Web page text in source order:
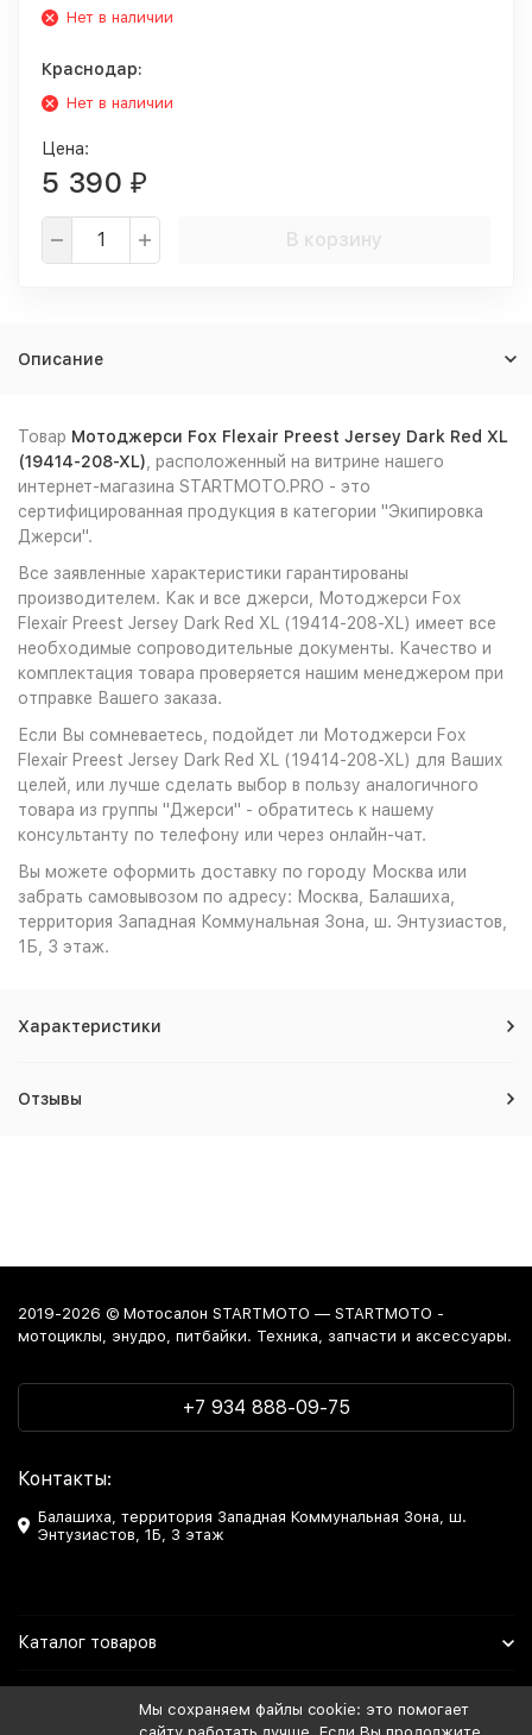
Нет в наличии
Краснодар:
Нет в наличии
Цена:
5 390 ₽
В корзину
Описание
Товар Мотоджерси Fox Flexair Preest Jersey Dark Red XL
(19414-208-XL) , расположенный на витрине нашего
интернет-магазина STARTMOTO.PRO - это
сертифицированная продукция в категории "Экипировка
Джерси".
Все заявленные характеристики гарантированы
производителем. Как и все джерси, Мотоджерси Fox
Flexair Preest Jersey Dark Red XL (19414-208-XL) имеет все
необходимые сопроводительные документы. Качество и
комплектация товара проверяется нашим менеджером при
отправке Вашего заказа.
Если Вы сомневаетесь, подойдет ли Мотоджерси Fox
Flexair Preest Jersey Dark Red XL (19414-208-XL) для Ваших
целей, или лучше сделать выбор в пользу аналогичного
товара из группы "Джерси" - обратитесь к нашему
консультанту по телефону или через онлайн-чат.
Вы можете оформить доставку по городу Москва или
забрать самовывозом по адресу: Москва, Балашиха,
территория Западная Коммунальная Зона, ш. Энтузиастов,
1Б, 3 этаж.
Характеристики
Отзывы
2019-2026 © Мотосалон STARTMOTO — STARTMOTO -
мотоциклы, энудро, питбайки. Техника, запчасти и аксессуары.
+7 934 888-09-75
Контакты:
Балашиха, территория Западная Коммунальная Зона, ш.
Энтузиастов, 1Б, 3 этаж
Каталог товаров
Мы сохраняем файлы cookie: это помогает